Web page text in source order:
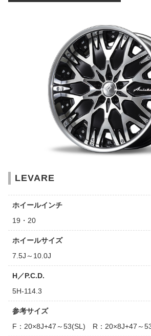
LEVARE
ホイールインチ
19・20
ホイールサイズ
7.5J～10.0J
H／P.C.D.
5H-114.3
参考サイズ
F：20×8J+47～53(SL) R：20×8J+47～